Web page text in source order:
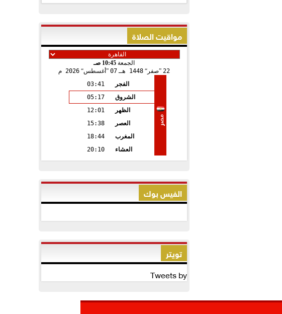
مواقيت الصلاة
الجمعة 10:45 صـ
22 صفر 1448 هـ 07 أغسطس 2026 م
مصر
الفجر
03:41
الشروق
05:17
الظهر
12:01
العصر
15:38
المغرب
18:44
العشاء
20:10
الفيس بوك
تويتر
Tweets by